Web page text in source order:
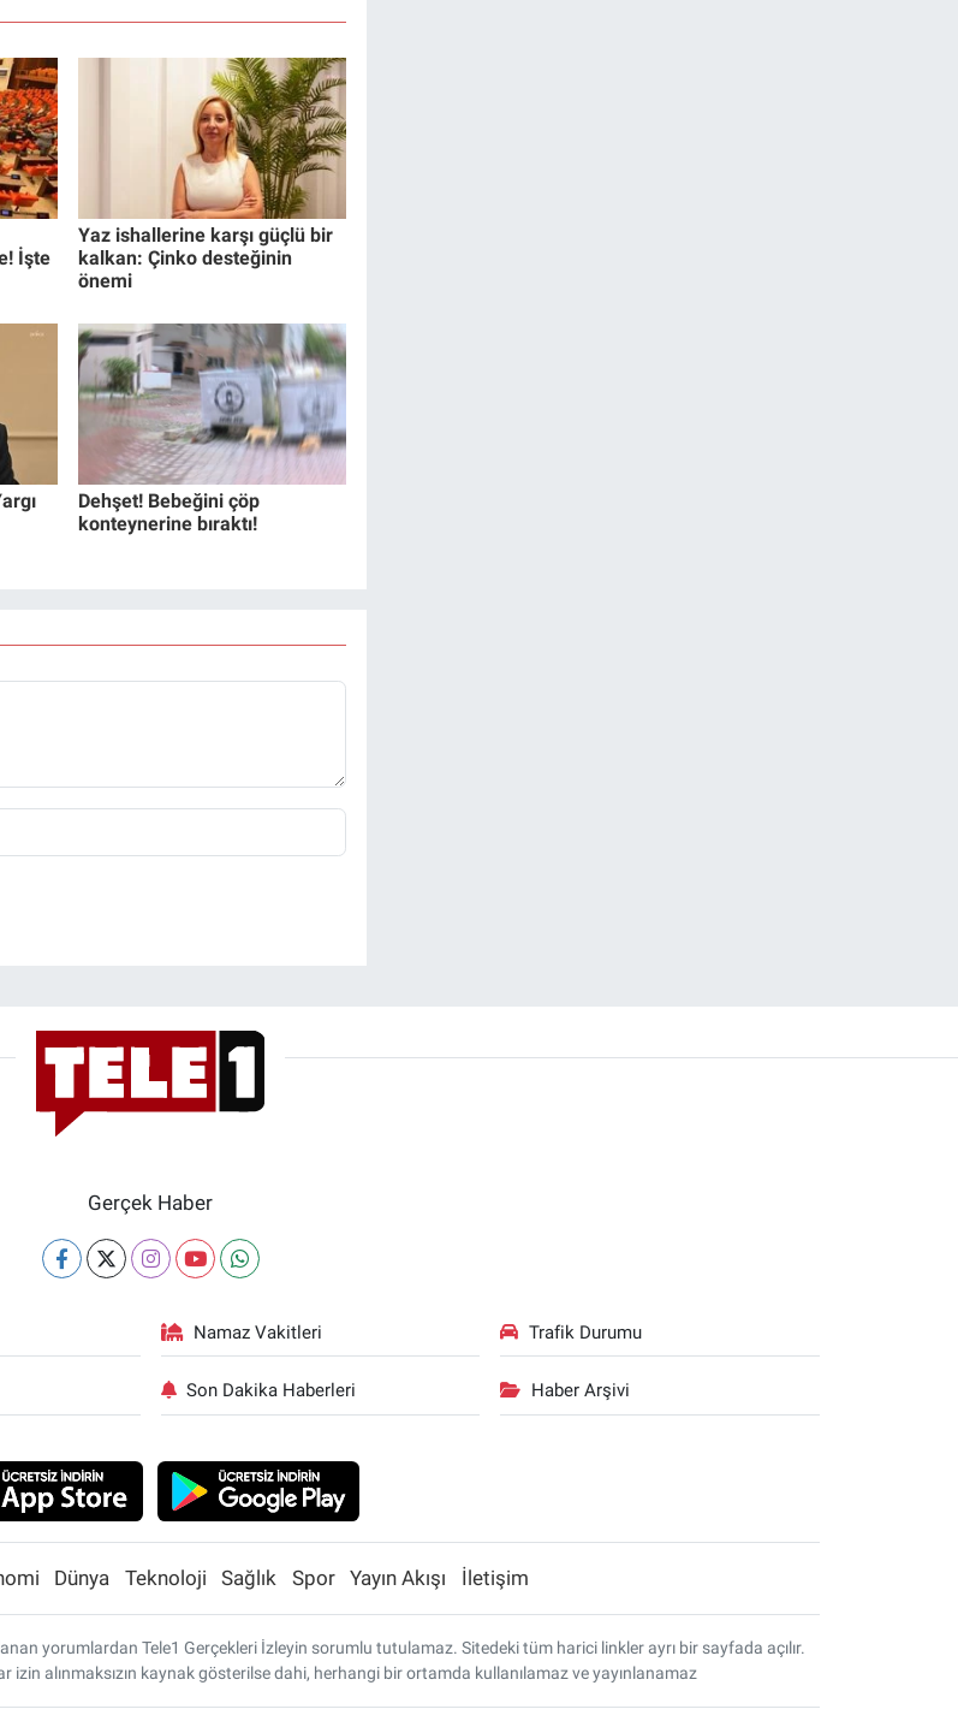
İşte
Yaz ishallerine karşı güçlü bir
kalkan: Çinko desteğinin
önemi
Dehşet! Bebeğini çöp
konteynerine bıraktı!
Gerçek Haber
Namaz Vakitleri Trafik Durumu
Son Dakika Haberleri Haber Arşivi
Dünya Teknoloji Sağlık Spor Yayın Akışı İletişim
yorumlardan Tele1 Gerçekleri İzleyin sorumlu tutulamaz. Sitedeki tüm harici linkler ayrı bir sayfada açılır.
izin alınmaksızın kaynak gösterilse dahi, herhangi bir ortamda kullanılamaz ve yayınlanamaz